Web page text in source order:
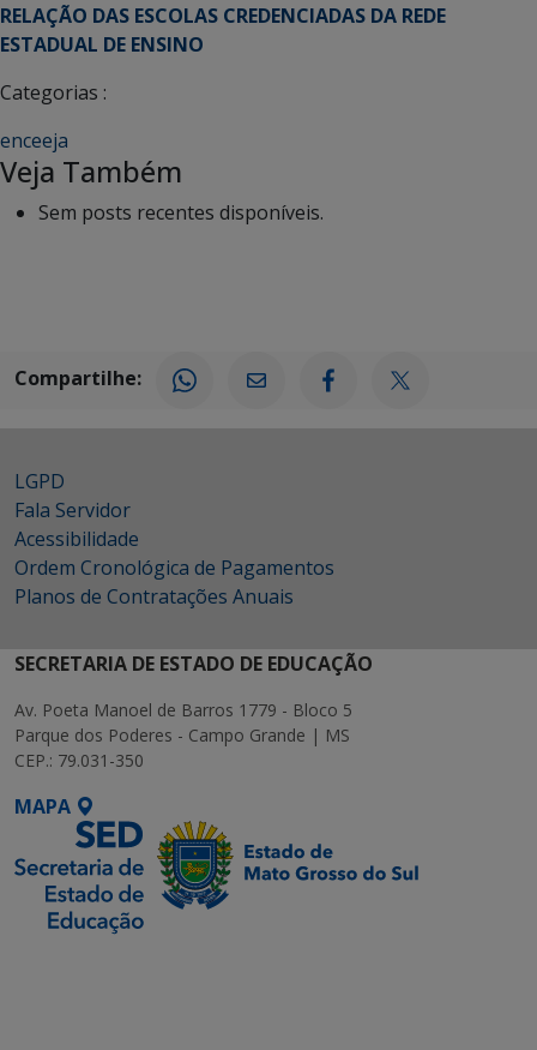
RELAÇÃO DAS ESCOLAS CREDENCIADAS DA REDE
ESTADUAL DE ENSINO
Categorias :
enceeja
Veja Também
Sem posts recentes disponíveis.
Compartilhe:
LGPD
Fala Servidor
Acessibilidade
Ordem Cronológica de Pagamentos
Planos de Contratações Anuais
SECRETARIA DE ESTADO DE EDUCAÇÃO
Av. Poeta Manoel de Barros 1779 - Bloco 5
Parque dos Poderes - Campo Grande | MS
CEP.: 79.031-350
MAPA